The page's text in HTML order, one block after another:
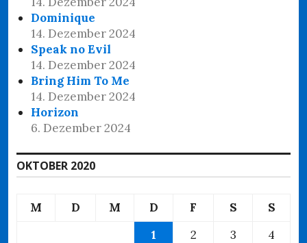
Dominique
14. Dezember 2024
Speak no Evil
14. Dezember 2024
Bring Him To Me
14. Dezember 2024
Horizon
6. Dezember 2024
OKTOBER 2020
M D M D F S
S
1
2 3
4